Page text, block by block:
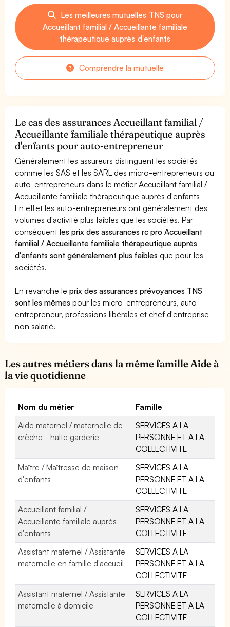
Les meilleures mutuelles TNS pour
Accueillant familial / Accueillante familiale
thérapeutique auprès d'enfants
Comprendre la mutuelle
Le cas des assurances Accueillant familial /
Accueillante familiale thérapeutique auprès
d'enfants pour auto-entrepreneur
Généralement les assureurs distinguent les sociétés
comme les SAS et les SARL des micro-entrepreneurs ou
auto-entrepreneurs dans le métier Accueillant familial /
Accueillante familiale thérapeutique auprès d'enfants
En effet les auto-entrepreneurs ont généralement des
volumes d'activité plus faibles que les sociétés. Par
conséquentles prix des assurances rc pro Accueillant
familial / Accueillante familiale thérapeutique auprès
d'enfants sont généralement plus faibles que pour les
sociétés.
En revanche leprix des assurances prévoyances TNS
sont les mêmes pour les micro-entrepreneurs, auto-
entrepreneur, professions libérales et chef d'entreprise
non salarié.
Les autres métiers dans la même famille Aide à
la vie quotidienne
Nom du métier
Famille
Aide maternel / maternelle de
crèche - halte garderie
SERVICES A LA
PERSONNE ET A LA
COLLECTIVITE
Maître / Maîtresse de maison
d'enfants
SERVICES A LA
PERSONNE ET A LA
COLLECTIVITE
Accueillant familial /
Accueillante familiale auprès
d'enfants
SERVICES A LA
PERSONNE ET A LA
COLLECTIVITE
Assistant maternel / Assistante
maternelle en famille d'accueil
SERVICES A LA
PERSONNE ET A LA
COLLECTIVITE
Assistant maternel / Assistante
maternelle à domicile
SERVICES A LA
PERSONNE ET A LA
COLLECTIVITE